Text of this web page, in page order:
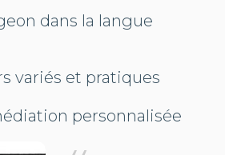
dans la langue
variés et pratiques
personnalisée